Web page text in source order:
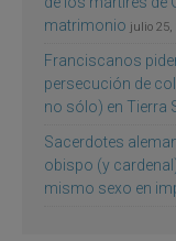
matrimonio julio 25,
Franciscanos
persecución de
no sólo) en Tierra
Sacerdotes
obispo (y
mismo sexo en